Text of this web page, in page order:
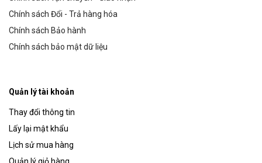
Chính sách Đổi - Trả hàng hóa
Chính sách Bảo hành
Chính sách bảo mật dữ liệu
Quản lý tài khoản
Thay đổi thông tin
Lấy lại mật khẩu
Lịch sử mua hàng
Quản lý giỏ hàng